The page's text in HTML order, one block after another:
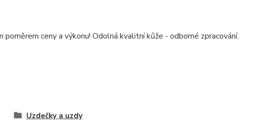
ceny a výkonu! Odolná kvalitní kůže - odborné zpracování.
Uzdečky a uzdy